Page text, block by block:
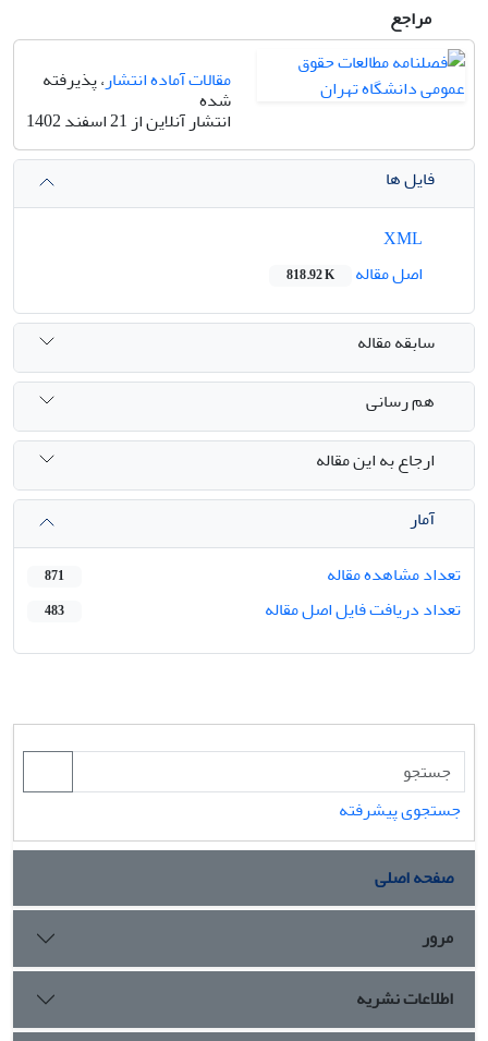
مراجع
مقالات آماده انتشار، پذیرفته
شده
انتشار آنلاین از 21 اسفند 1402
فایل ها
اصل مقاله
818.92 K
سابقه مقاله
هم رسانی
ارجاع به این مقاله
آمار
تعداد مشاهده مقاله
871
تعداد دریافت فایل اصل مقاله 483
جستجوی پیشرفته
صفحه اصلی
مرور
اطلاعات نشریه